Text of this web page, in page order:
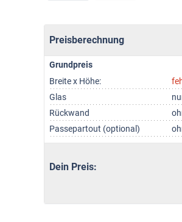
Preisberechnung
Grundpreis
Breite x Höhe:
Glas
Rückwand
Passepartout (optional)
Dein Preis: